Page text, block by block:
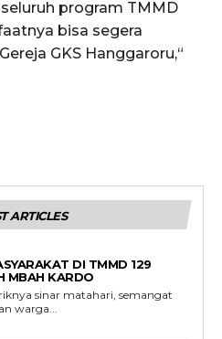
program TMMD
bisa segera
GKS Hanggaroru,“
ARTICLES
DI TMMD 129
MBAH KARDO
sinar matahari, semangat
warga...